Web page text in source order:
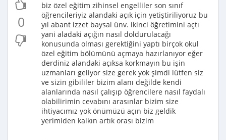
0
biz özel eğitim zihinsel engelliler son sınıf
öğrencileriyiz alandaki açık için yetiştiriliyoruz bu
yıl abant izzet baysal ünv. ikinci öğretimini açtı
yani aladaki açığın nasıl doldurulacağı
konusunda olması gerektiğini yaptı birçok okul
özel eğitim bölümünü açmaya hazırlanıyor eğer
derdiniz alandaki açıksa korkmayın bu işin
uzmanları geliyor size gerek yok şimdi lütfen siz
ve sizin gibililer bizim alanı değilde kendi
alanlarında nasıl çalışıp öğrencilere nasıl faydalı
olabilirimin cevabını arasınlar bizim size
ihtiyacımız yok önümüzü açın biz geldik
yerimiden kalkın artık orası bizim